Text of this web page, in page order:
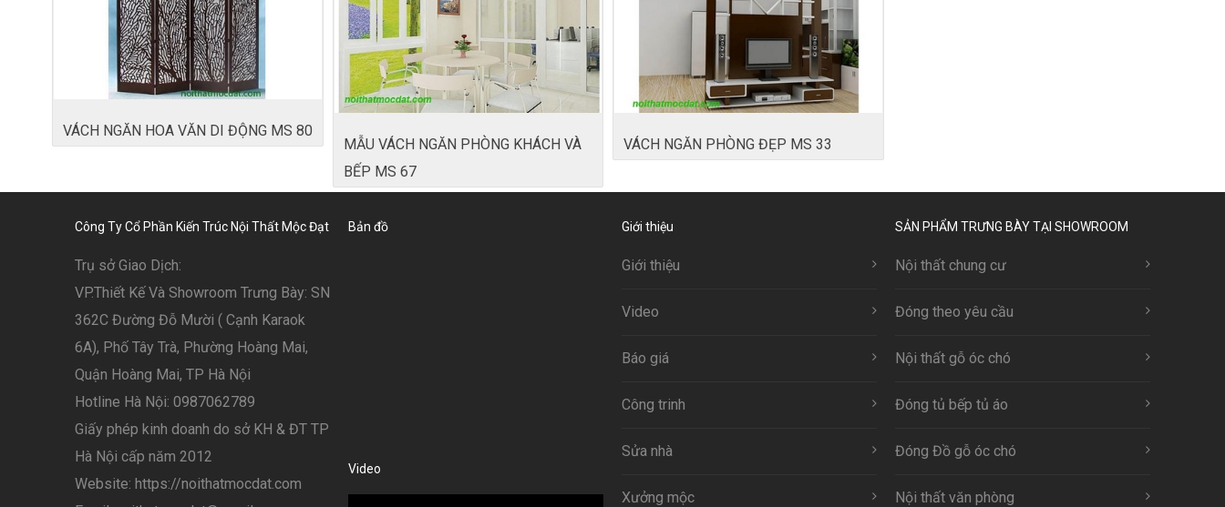
VÁCH NGĂN HOA VĂN DI ĐỘNG MS 80
MẪU VÁCH NGĂN PHÒNG KHÁCH VÀ
BẾP MS 67
VÁCH NGĂN PHÒNG ĐẸP MS 33
Công Ty Cổ Phần Kiến Trúc Nội Thất Mộc Đạt
Trụ sở Giao Dịch:
VP.Thiết Kế Và Showroom Trưng Bày: SN
362C Đường Đỗ Mười ( Cạnh Karaok
6A), Phố Tây Trà, Phường Hoàng Mai,
Quận Hoàng Mai, TP Hà Nội
Hotline Hà Nội: 0987062789
Giấy phép kinh doanh do sở KH & ĐT TP
Hà Nội cấp năm 2012
Website: https://noithatmocdat.com
Bản đồ
Video
Giới thiệu
Giới thiệu
Video
Báo giá
Công trinh
Sửa nhà
Xưởng mộc
SẢN PHẨM TRƯNG BÀY TẠI SHOWROOM
Nội thất chung cư
Đóng theo yêu cầu
Nội thất gỗ óc chó
Đóng tủ bếp tủ áo
Đóng Đồ gỗ óc chó
Nội thất văn phòng